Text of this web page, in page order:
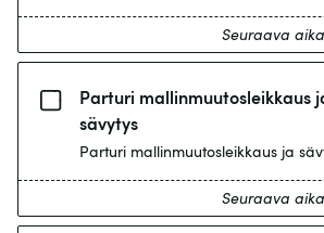
Seuraava aika
Parturi mallinmuutosleikkaus
sävytys
Parturi mallinmuutosleikkaus ja
Seuraava aika